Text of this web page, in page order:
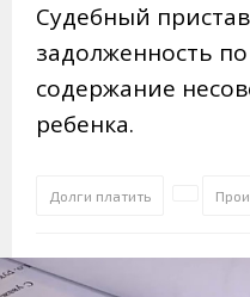
Судебный
задолженность
содержание
ребенка.
Долги платить